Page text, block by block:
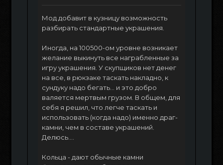
Мод добавит в кузницу возможность
разбирать стандартные украшения.
Иногда, на 100500-ом уровне возникает
желание выкинуть все награбленные за
игру украшения. У скупщиков нет денег
на все, в рюкзаке таскать накладно, к
сундуку надо бегать... и это добро
валяется мертвым грузом. В общем, для
себя я решил, что легче таскать и
использовать (когда надо) именно драг-
камни, чем в составе украшений.
Делюсь....
Кольца - дают обычные камни